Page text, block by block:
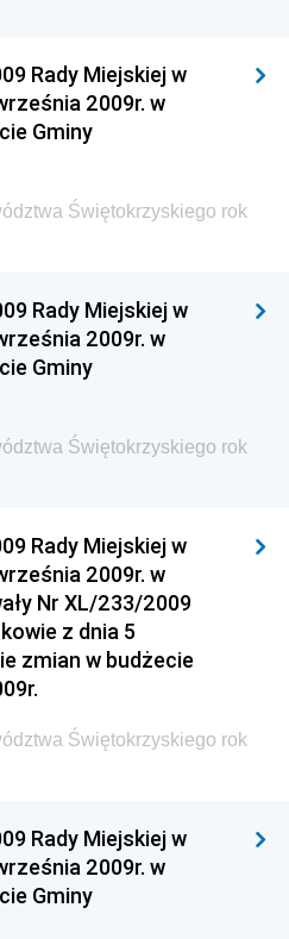
Kultury, Dziedzictwa
Finansów, Funduszy i
Rozwoju, Pracy i
Kultury, Dziedzictwa
Rodziny i Polityki
Głównej Straży
Banku Polskiego
Głównej Policji
Pracy i Polityki
Transportu, Budownictwa
Spraw Zagranicznych
Biura
Rady Miejskiej w
2009r. w
Gminy
Świętokrzyskiego rok
Rady Miejskiej w
2009r. w
Gminy
Świętokrzyskiego rok
Rady Miejskiej w
2009r. w
Nr XL/233/2009
z dnia 5
zmian w budżecie
Świętokrzyskiego rok
Rady Miejskiej w
2009r. w
Gminy